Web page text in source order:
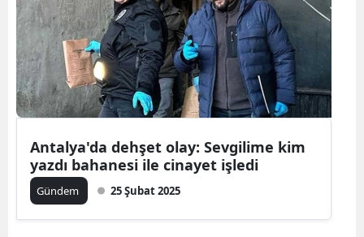
Antalya'da dehşet olay: Sevgilime kim
yazdı bahanesi ile cinayet işledi
Gündem 25 Şubat 2025